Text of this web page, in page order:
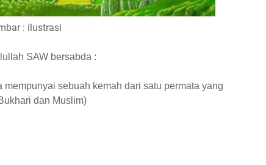
: ilustrasi
SAW bersabda :
sebuah kemah dari satu permata yang
dan Muslim)